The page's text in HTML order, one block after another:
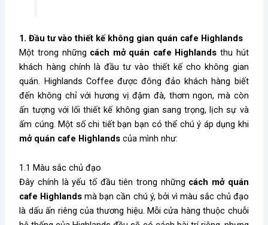
1. Đầu tư vào thiết kế không gian quán cafe Highlands
Một trong những cách mở quán cafe Highlands thu hút
khách hàng chính là đầu tư vào thiết kế cho không gian
quán. Highlands Coffee được đông đảo khách hàng biết
đến không chỉ với hương vị đậm đà, thơm ngon, mà còn
ấn tượng với lối thiết kế không gian sang trọng, lịch sự và
ấm cúng. Một số chi tiết bạn bạn có thể chú ý áp dụng khi
mở quán cafe Highlands của mình như:
1.1 Màu sắc chủ đạo
Đây chính là yếu tố đầu tiên trong những cách mở quán
cafe Highlands mà bạn cần chú ý, bởi vì màu sắc chủ đạo
là dấu ấn riêng của thương hiệu. Mỗi cửa hàng thuộc chuỗi